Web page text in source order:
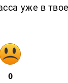
уже в
0